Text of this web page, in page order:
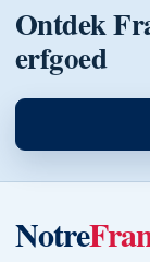
Ontdek
erfgoed
Notre